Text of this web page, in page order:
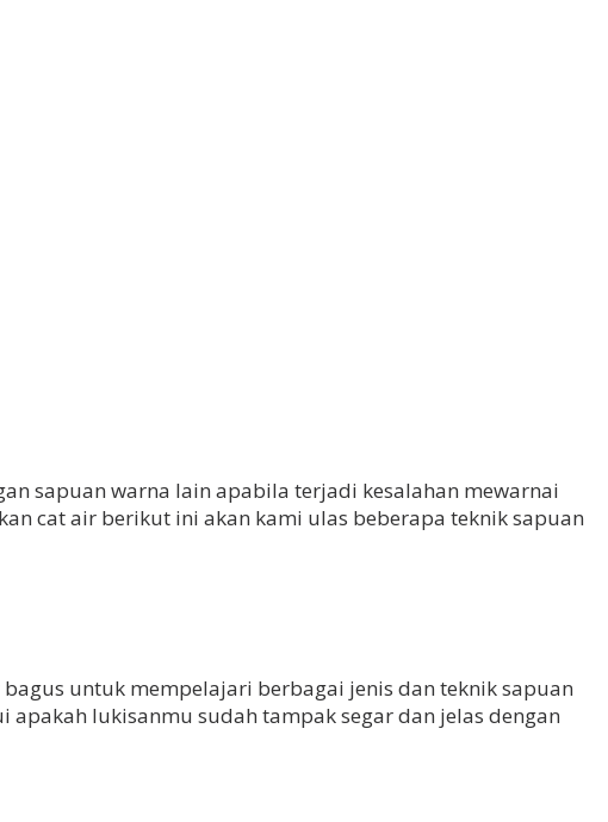
sapuan warna lain apabila terjadi kesalahan mewarnai
cat air berikut ini akan kami ulas beberapa teknik sapuan
untuk mempelajari berbagai jenis dan teknik sapuan
lukisanmu sudah tampak segar dan jelas dengan